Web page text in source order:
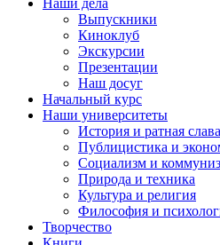
Выпускники
Киноклуб
Экскурсии
Презентации
Наш досуг
Начальный курс
Наши университеты
История и ратная слава
Публицистика и
Социализм и
Природа и техника
Культура и религия
Философия и
Творчество